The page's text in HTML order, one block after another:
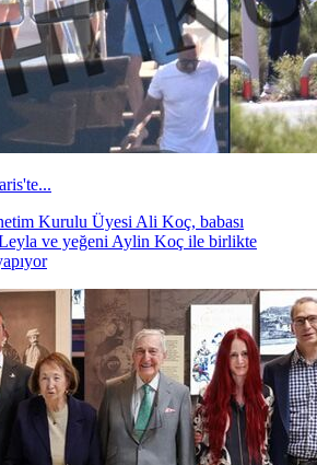
Kurulu Üyesi Ali Koç, babası
ve yeğeni Aylin Koç ile birlikte